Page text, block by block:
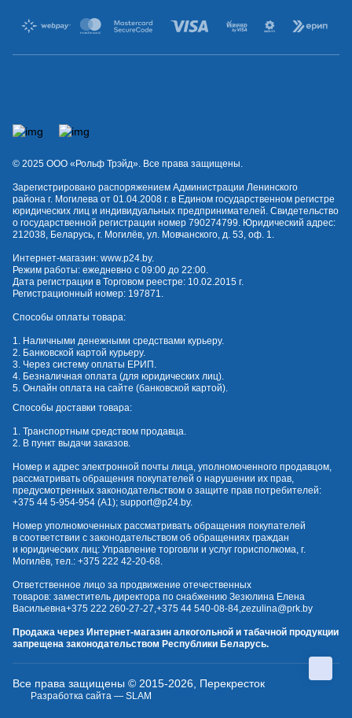
© 2025 OOO «Рольф Трэйд». Все права защищены.
Зарегистрировано распоряжением Администрации Ленинского
района г. Могилева от 01.04.2008 г. в Едином государственном регистре
юридических лиц и индивидуальных предпринимателей. Свидетельство
о государственной регистрации номер 790274799. Юридический адрес:
212038, Беларусь, г. Могилёв, ул. Мовчанского, д. 53, оф. 1.
Интернет-магазин: www.p24.by.
Режим работы: ежедневно с 09:00 до 22:00.
Дата регистрации в Торговом реестре: 10.02.2015 г.
Регистрационный номер: 197871.
Способы оплаты товара:
1. Наличными денежными средствами курьеру.
2. Банковской картой курьеру.
3. Через систему оплаты ЕРИП.
4. Безналичная оплата (для юридических лиц).
5. Онлайн оплата на сайте (банковской картой).
Способы доставки товара:
1. Транспортным средством продавца.
2. В пункт выдачи заказов.
Номер и адрес электронной почты лица, уполномоченного продавцом,
рассматривать обращения покупателей о нарушении их прав,
предусмотренных законодательством о защите прав потребителей:
+375 44 5-954-954 (А1); support@p24.by.
Номер уполномоченных рассматривать обращения покупателей
в соответствии с законодательством об обращениях граждан
и юридических лиц: Управление торговли и услуг горисполкома, г.
Могилёв, тел.: +375 222 42-20-68.
Ответственное лицо за продвижение отечественных
товаров: заместитель директора по снабжению Зезюлина Елена
Васильевна+375 222 260-27-27,+375 44 540-08-84,zezulina@prk.by
Продажа через Интернет-магазин алкогольной и табачной продукции
запрещена законодательством Республики Беларусь.
Все права защищены © 2015-2026, Перекресток
Разработка сайта — SLAM